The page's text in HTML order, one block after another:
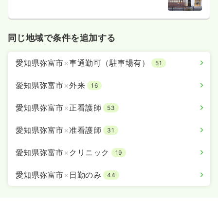
同じ地域で条件を追加する
愛知県弥富市×車通勤可（駐車場有） 51
愛知県弥富市×外来 16
愛知県弥富市×正看護師 53
愛知県弥富市×准看護師 31
愛知県弥富市× クリニック 19
愛知県弥富市× 日勤のみ 44